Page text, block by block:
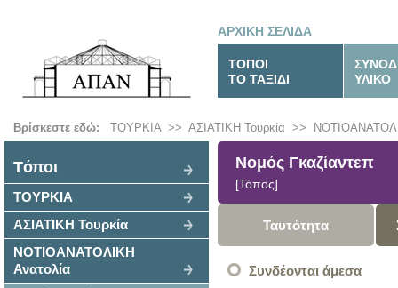
ΑΡΧΙΚΗ ΣΕΛΙΔΑ
ΤΟΠΟΙ
ΤΟ ΤΑΞΙΔΙ
ΥΛΙΚΟ
Βρίσκεστε εδώ: ΤΟΥΡΚΙΑ>> ΑΣΙΑΤΙΚΗ Τουρκία >>
Tόποι
ΤΟΥΡΚΙΑ
ΑΣΙΑΤΙΚΗ Τουρκία
ΝΟΤΙΟΑΝΑΤΟΛΙΚΗ
Ανατολία
Νομός Γκαζίαντεπ
[Τόπος]
Ταυτότητα
Συνδέονται άμεσα